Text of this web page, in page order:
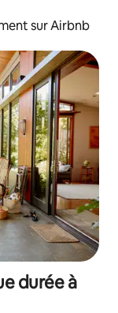
sur Airbnb
durée à